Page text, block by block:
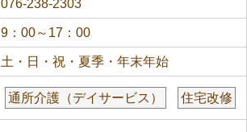
076-238-2303
9：00～17：00
土・日・祝・夏季・年末年始
通所介護（デイサービス） 住宅改修